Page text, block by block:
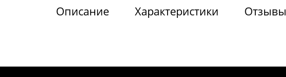
Описание Характеристики Отзывы